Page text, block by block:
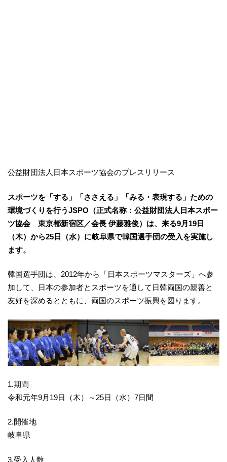
公益財団法人日本スポーツ協会のプレスリリース
スポーツを「する」「ささえる」「みる・表現する」ための
環境づくりを行うJSPO（正式名称：公益財団法人日本スポー
ツ協会 東京都新宿区／会長 伊藤雅俊）は、来る9月19日
（木）から25日（水）に岐阜県で韓国選手団の受入を実施し
ます。
韓国選手団は、2012年から「日本スポーツマスターズ」へ参
加して、日本の参加者とスポーツを通して日韓両国の親善と
友好を深めるとともに、両国のスポーツ振興を図ります。
1.期間
令和元年9月19日（木）～25日（水）7日間
2.開催地
岐阜県
3.受入人数